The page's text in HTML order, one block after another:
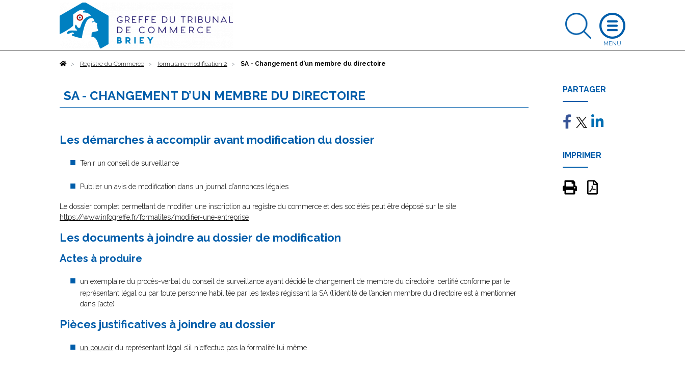
AccueilRegistre du Commerce formulaire modification 2 SA - Changement d’un membre du directoire
SA - CHANGEMENT D’UN MEMBRE DU DIRECTOIRE
Les démarches à accomplir avant modification du dossier
Tenir un conseil de surveillance
Publier un avis de modification dans un journal d’annonces légales
Le dossier complet permettant de modifier une inscription au registre du commerce et des sociétés peut être déposé sur le site
https://www.infogreffe.fr/formalites/modifier-une-entreprise
Les documents à joindre au dossier de modification
Actes à produire
un exemplaire du procès-verbal du conseil de surveillance ayant décidé le changement de membre du directoire, certifié conforme par le
représentant légal ou par toute personne habilitée par les textes régissant la SA (l’identité de l’ancien membre du directoire est à mentionner
dans l’acte)
Pièces justificatives à joindre au dossier
un pouvoir du représentant légal s’il n'effectue pas la formalité lui même
PARTAGER
IMPRIMER